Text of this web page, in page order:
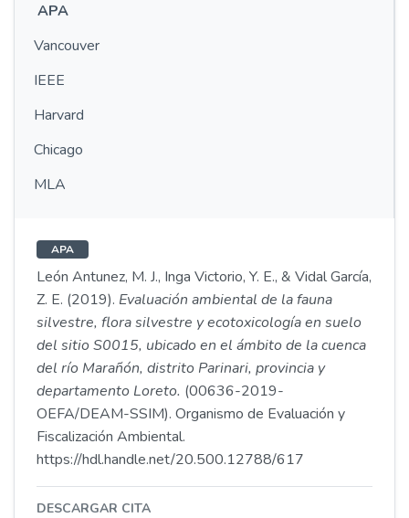
APA
Vancouver
IEEE
Harvard
Chicago
MLA
APA
León Antunez, M. J., Inga Victorio, Y. E., & Vidal García,
Z. E. (2019). Evaluación ambiental de la fauna
silvestre, flora silvestre y ecotoxicología en suelo
del sitio S0015, ubicado en el ámbito de la cuenca
del río Marañón, distrito Parinari, provincia y
departamento Loreto. (00636-2019-
OEFA/DEAM-SSIM). Organismo de Evaluación y
Fiscalización Ambiental.
https://hdl.handle.net/20.500.12788/617
DESCARGAR CITA